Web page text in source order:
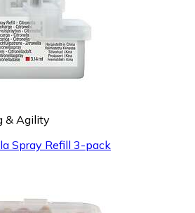
& Agility
Spray Refill 3-pack